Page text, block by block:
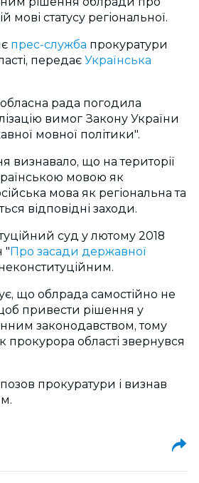
мові статусу регіональної.
прес-служба прокуратури
передає Українська
рада погодила
вимог Закону України
мовної політики".
визнавало, що на території
мовою як
мова як регіональна та
відповідні заходи.
суд у лютому 2018
" Про засади державної
що облрада самостійно не
привести рішення у
законодавством, тому
області звернувся
прокуратури і визнав